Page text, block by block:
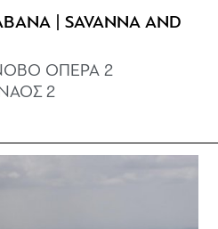
| SAVANNA AND
ΟΠΕΡΑ 2
2